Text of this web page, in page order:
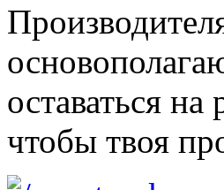
оставаться
чтобы твоя